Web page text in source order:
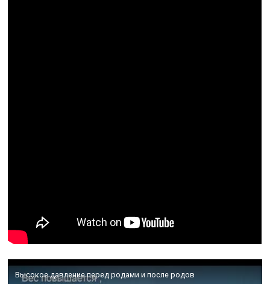
Высокое давление перед родами и после родов